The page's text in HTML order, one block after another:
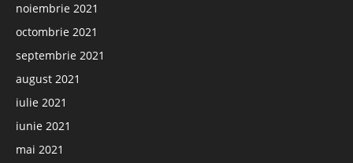
noiembrie 2021
octombrie 2021
septembrie 2021
august 2021
iulie 2021
iunie 2021
mai 2021